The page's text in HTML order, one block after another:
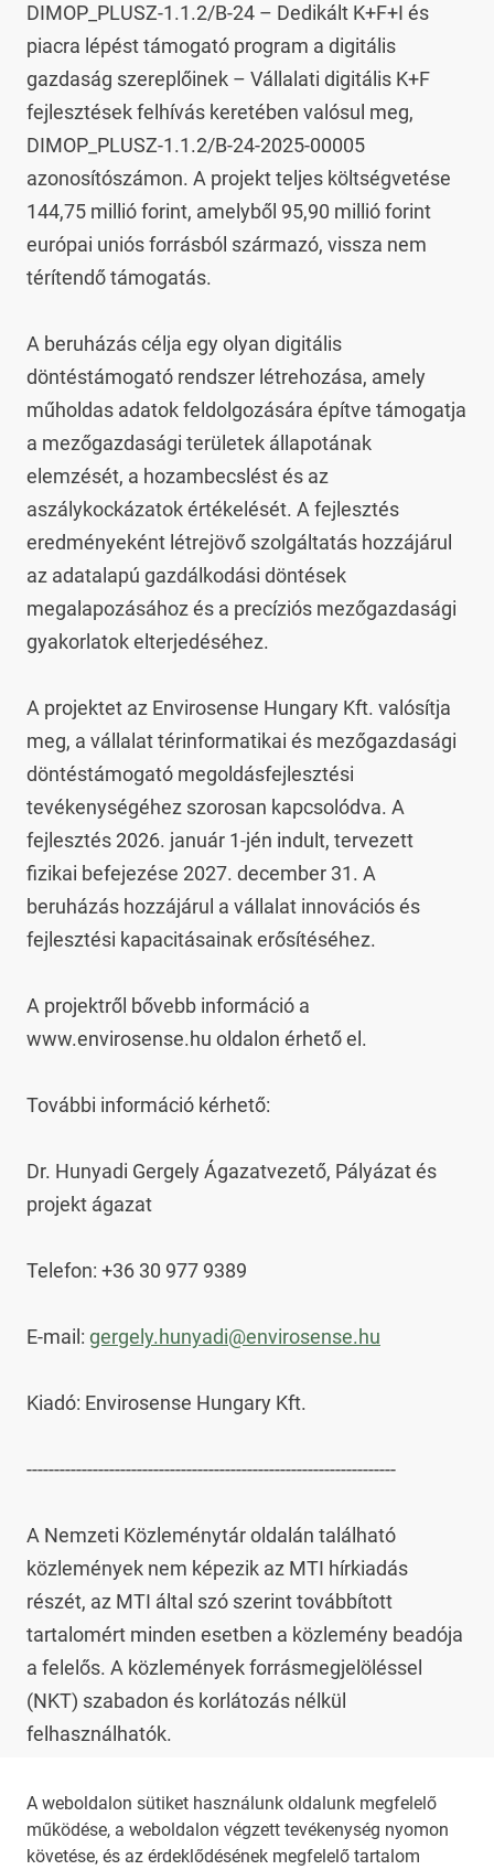
A weboldalon sütiket használunk oldalunk megfelelő
működése, a weboldalon végzett tevékenység nyomon
követése, és az érdeklődésének megfelelő tartalom
DIMOP_PLUSZ-1.1.2/B-24 – Dedikált K+F+I és
piacra lépést támogató program a digitális
gazdaság szereplőinek – Vállalati digitális K+F
fejlesztések felhívás keretében valósul meg,
DIMOP_PLUSZ-1.1.2/B-24-2025-00005
azonosítószámon. A projekt teljes költségvetése
144,75 millió forint, amelyből 95,90 millió forint
európai uniós forrásból származó, vissza nem
térítendő támogatás.
A beruházás célja egy olyan digitális
döntéstámogató rendszer létrehozása, amely
műholdas adatok feldolgozására építve támogatja
a mezőgazdasági területek állapotának
elemzését, a hozambecslést és az
aszálykockázatok értékelését. A fejlesztés
eredményeként létrejövő szolgáltatás hozzájárul
az adatalapú gazdálkodási döntések
megalapozásához és a precíziós mezőgazdasági
gyakorlatok elterjedéséhez.
A projektet az Envirosense Hungary Kft. valósítja
meg, a vállalat térinformatikai és mezőgazdasági
döntéstámogató megoldásfejlesztési
tevékenységéhez szorosan kapcsolódva. A
fejlesztés 2026. január 1-jén indult, tervezett
fizikai befejezése 2027. december 31. A
beruházás hozzájárul a vállalat innovációs és
fejlesztési kapacitásainak erősítéséhez.
A projektről bővebb információ a
www.envirosense.hu oldalon érhető el.
További információ kérhető:
Dr. Hunyadi Gergely Ágazatvezető, Pályázat és
projekt ágazat
Telefon: +36 30 977 9389
E-mail: gergely.hunyadi@envirosense.hu
Kiadó: Envirosense Hungary Kft.
-------------------------------------------------------------------
A Nemzeti Közleménytár oldalán található
közlemények nem képezik az MTI hírkiadás
részét, az MTI által szó szerint továbbított
tartalomért minden esetben a közlemény beadója
a felelős. A közlemények forrásmegjelöléssel
(NKT) szabadon és korlátozás nélkül
felhasználhatók.
Az NKT szolgáltatással kapcsolatban további
információt az nkt@dunamsz.hu elektronikus